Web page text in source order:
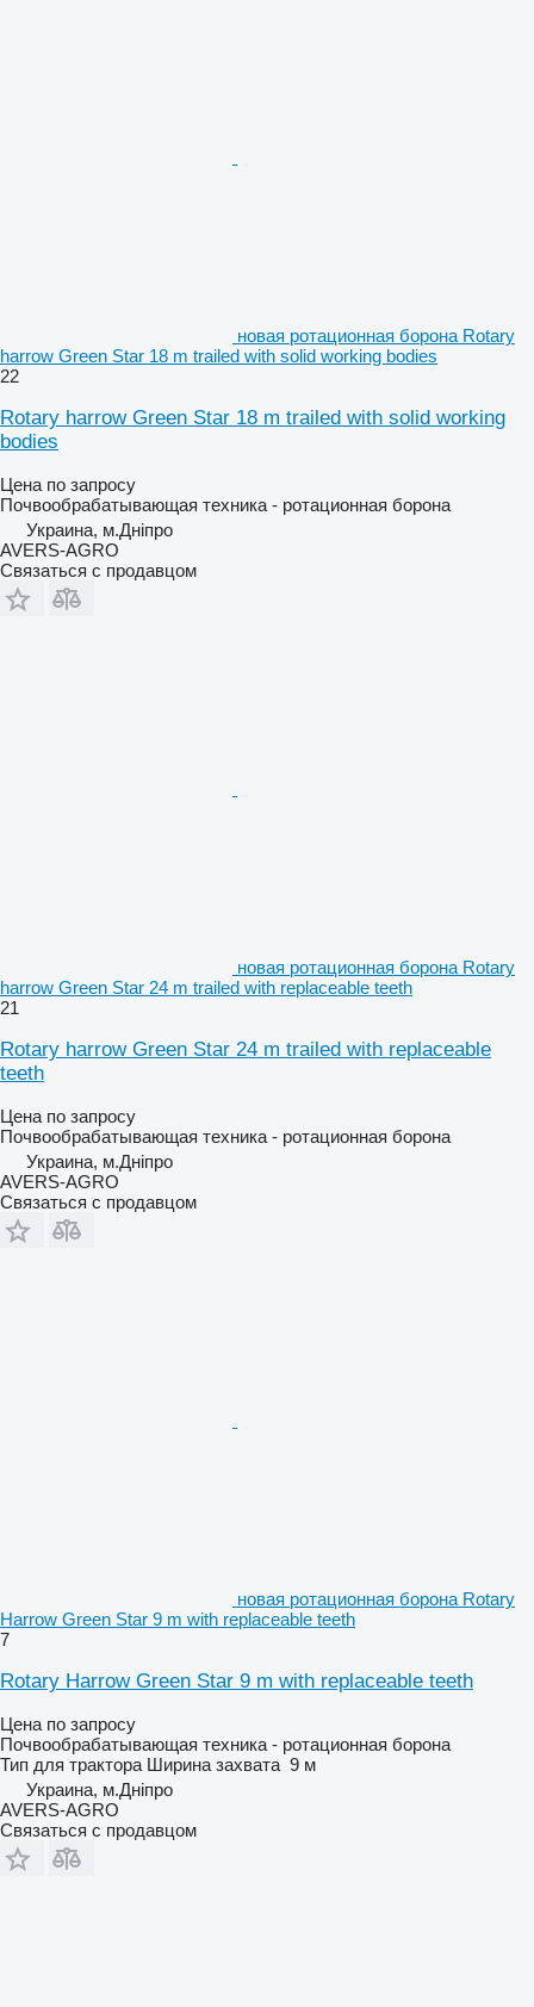
новая ротационная борона Rotary
harrow Green Star 18 m trailed with solid working bodies
22
Rotary harrow Green Star 18 m trailed with solid working
bodies
Цена по запросу
Почвообрабатывающая техника - ротационная борона
Украина, м.Дніпро
AVERS-AGRO
Связаться с продавцом
новая ротационная борона Rotary
harrow Green Star 24 m trailed with replaceable teeth
21
Rotary harrow Green Star 24 m trailed with replaceable
teeth
Цена по запросу
Почвообрабатывающая техника - ротационная борона
Украина, м.Дніпро
AVERS-AGRO
Связаться с продавцом
новая ротационная борона Rotary
Harrow Green Star 9 m with replaceable teeth
7
Rotary Harrow Green Star 9 m with replaceable teeth
Цена по запросу
Почвообрабатывающая техника - ротационная борона
Тип для трактора Ширина захвата 9 м
Украина, м.Дніпро
AVERS-AGRO
Связаться с продавцом